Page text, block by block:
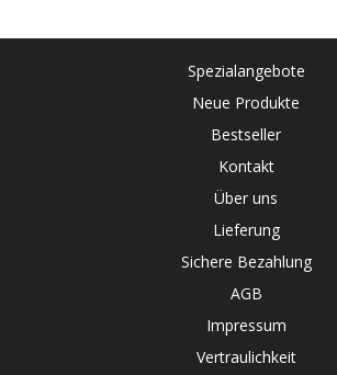
Spezialangebote
Neue Produkte
Bestseller
Kontakt
Über uns
Lieferung
Sichere Bezahlung
AGB
Impressum
Vertraulichkeit